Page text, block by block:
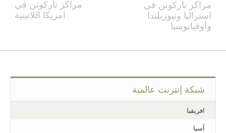
مراكز ناركونن في
امريكا اللاتينية
مراكز ناركونن في
استراليا ونيوزيلندا
وأوقيانوسيا
شبكة إنترنت عالمية
افريقيا
آسيا